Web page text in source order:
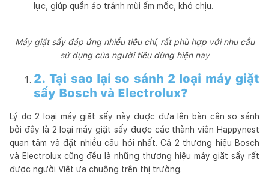
lực, giúp quần áo tránh mùi ẩm mốc, khó chịu.
Máy giặt sấy đáp ứng nhiều tiêu chí, rất phù hợp với nhu cầu
sử dụng của người tiêu dùng hiện nay
2. Tại sao lại so sánh 2 loại máy giặt
sấy Bosch và Electrolux?
Lý do 2 loại máy giặt sấy này được đưa lên bàn cân so sánh
bởi đây là 2 loại máy giặt sấy được các thành viên Happynest
quan tâm và đặt nhiều câu hỏi nhất. Cả 2 thương hiệu Bosch
và Electrolux cũng đều là những thương hiệu máy giặt sấy rất
được người Việt ưa chuộng trên thị trường.